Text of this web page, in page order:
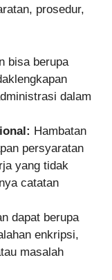
prosedur,
bisa berupa
dalam
Hambatan
persyaratan
yang tidak
catatan
dapat berupa
enkripsi,
masalah